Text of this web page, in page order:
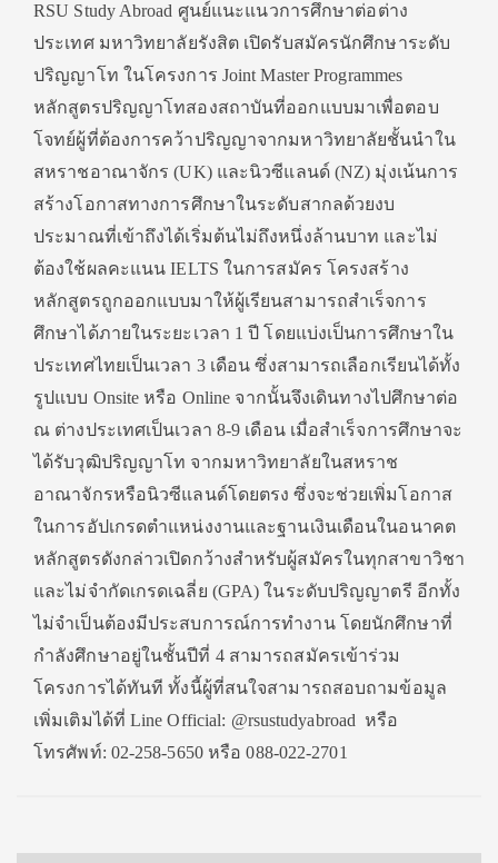
RSU Study Abroad ศูนย์แนะแนวการศึกษาต่อต่าง
ประเทศ มหาวิทยาลัยรังสิต เปิดรับสมัครนักศึกษาระดับ
ปริญญาโท ในโครงการ Joint Master Programmes
หลักสูตรปริญญาโทสองสถาบันที่ออกแบบมาเพื่อตอบ
โจทย์ผู้ที่ต้องการคว้าปริญญาจากมหาวิทยาลัยชั้นนำใน
สหราชอาณาจักร (UK) และนิวซีแลนด์ (NZ) มุ่งเน้นการ
สร้างโอกาสทางการศึกษาในระดับสากลด้วยงบ
ประมาณที่เข้าถึงได้เริ่มต้นไม่ถึงหนึ่งล้านบาท และไม่
ต้องใช้ผลคะแนน IELTS ในการสมัคร โครงสร้าง
หลักสูตรถูกออกแบบมาให้ผู้เรียนสามารถสำเร็จการ
ศึกษาได้ภายในระยะเวลา 1 ปี โดยแบ่งเป็นการศึกษาใน
ประเทศไทยเป็นเวลา 3 เดือน ซึ่งสามารถเลือกเรียนได้ทั้ง
รูปแบบ Onsite หรือ Online จากนั้นจึงเดินทางไปศึกษาต่อ
ณ ต่างประเทศเป็นเวลา 8-9 เดือน เมื่อสำเร็จการศึกษาจะ
ได้รับวุฒิปริญญาโท จากมหาวิทยาลัยในสหราช
อาณาจักรหรือนิวซีแลนด์โดยตรง ซึ่งจะช่วยเพิ่มโอกาส
ในการอัปเกรดตำแหน่งงานและฐานเงินเดือนในอนาคต
หลักสูตรดังกล่าวเปิดกว้างสำหรับผู้สมัครในทุกสาขาวิชา
และไม่จำกัดเกรดเฉลี่ย (GPA) ในระดับปริญญาตรี อีกทั้ง
ไม่จำเป็นต้องมีประสบการณ์การทำงาน โดยนักศึกษาที่
กำลังศึกษาอยู่ในชั้นปีที่ 4 สามารถสมัครเข้าร่วม
โครงการได้ทันที ทั้งนี้ผู้ที่สนใจสามารถสอบถามข้อมูล
เพิ่มเติมได้ที่ Line Official: @rsustudyabroad หรือ
โทรศัพท์: 02-258-5650 หรือ 088-022-2701